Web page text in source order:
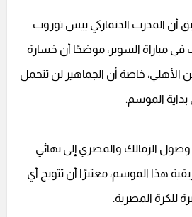
أن المدرب الدنماركي ييس توروب
مباراة السوبر، موضحًا أن خسارة
الأهلي، خاصة أن الجماهير لن تتحمل
الموسم.
وصول الزمالك والمصري إلى نهائي
هذا الموسم، معتبرًا أن تتويج أي
للكرة المصرية.